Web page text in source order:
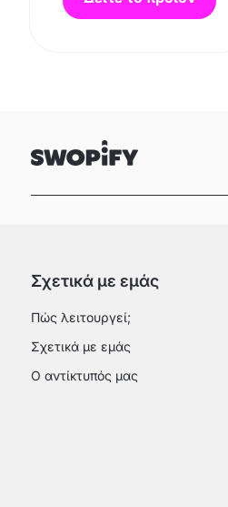
Σχετικά με εμάς
Πώς λειτουργεί;
Σχετικά με εμάς
Ο αντίκτυπός μας